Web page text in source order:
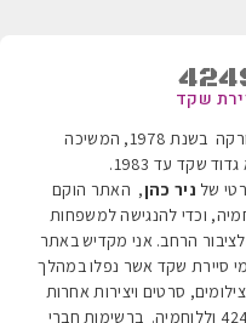
שקד
הוקמה בשנת 1955 ופורקה בשנת 1978, המשיכה
שקד עד 1983
.
של ניר כהן, האתר הוקם
וכדי להנגישה למשפחות
הרחב. אני מקדיש באתר
סיירת שקד אשר נפלו במהלך
סרטים ויצירות אחרות
ברשימות חברי